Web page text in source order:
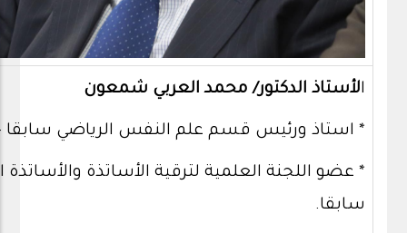
الأستاذ الدكتور/ محمد العربي شمعون
* استاذ ورئيس قسم علم النفس الرياضي سابقا –
* عضو اللجنة العلمية لترقية الأساتذة
سابقا.